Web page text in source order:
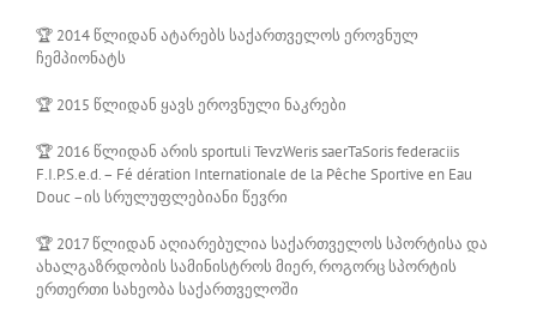
🏆 2014 წლიდან ატარებს საქართველოს ეროვნულ
ჩემპიონატს
🏆 2015 წლიდან ყავს ეროვნული ნაკრები
🏆 2016 წლიდან არის sportuli TevzWeris saerTaSoris federaciis
F.I.P.S.e.d. – Fé dération Internationale de la Pêche Sportive en Eau
Douc –ის სრულუფლებიანი წევრი
🏆 2017 წლიდან აღიარებულია საქართველოს სპორტისა და
ახალგაზრდობის სამინისტროს მიერ, როგორც სპორტის
ერთერთი სახეობა საქართველოში